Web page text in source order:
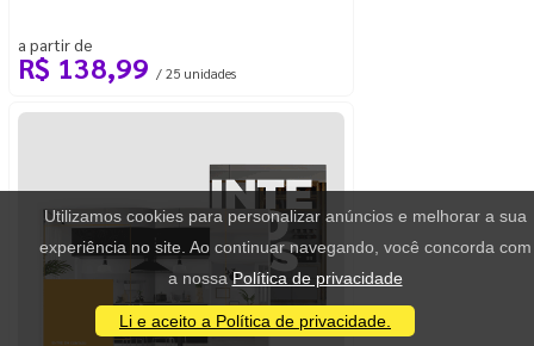
a partir de
R$ 138,99 / 25 unidades
Utilizamos cookies para personalizar anúncios e melhorar a sua
experiência no site. Ao continuar navegando, você concorda com
a nossaPolítica de privacidade
Li e aceito a Política de privacidade.